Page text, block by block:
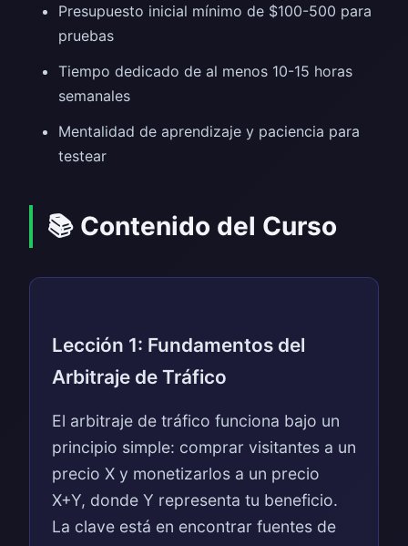
Presupuesto inicial mínimo de $100-500 para
pruebas
Tiempo dedicado de al menos 10-15 horas
semanales
Mentalidad de aprendizaje y paciencia para
testear
📚 Contenido del Curso
Lección 1: Fundamentos del
Arbitraje de Tráfico
El arbitraje de tráfico funciona bajo un
principio simple: comprar visitantes a un
precio X y monetizarlos a un precio
X+Y, donde Y representa tu beneficio.
La clave está en encontrar fuentes de